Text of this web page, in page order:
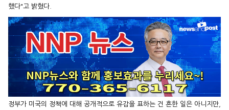
했다"고 밝혔다.
정부가 미국의 정책에 대해 공개적으로 유감을 표하는 건 흔한 일은 아니지만,